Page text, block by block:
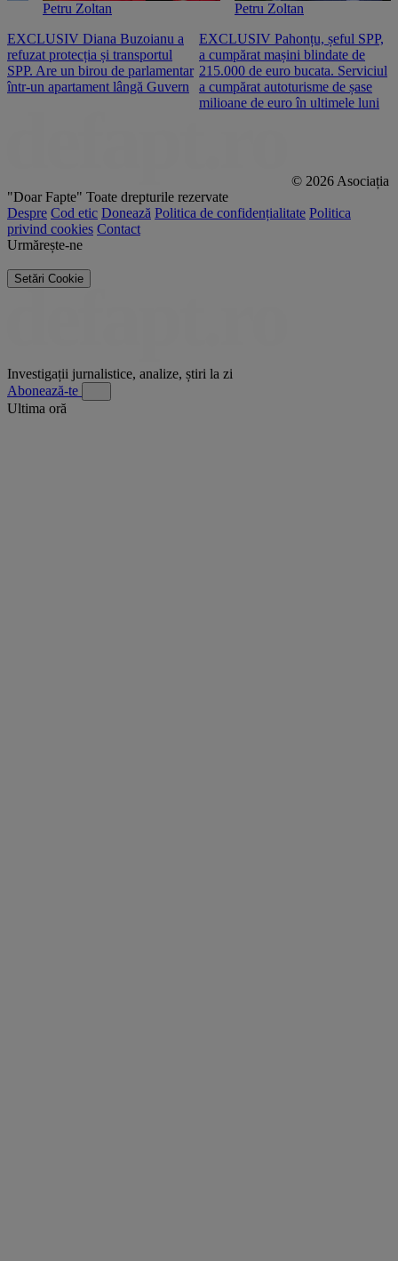
Petru Zoltan
EXCLUSIV Diana Buzoianu a
refuzat protecția și transportul
SPP. Are un birou de parlamentar
într-un apartament lângă Guvern
Petru Zoltan
EXCLUSIV Pahonțu, șeful SPP,
a cumpărat mașini blindate de
215.000 de euro bucata. Serviciul
a cumpărat autoturisme de șase
milioane de euro în ultimele luni
© 2026 Asociația
"Doar Fapte" Toate drepturile rezervate
Despre Cod etic Donează Politica de confidențialitate Politica
privind cookies Contact
Urmărește-ne
Setări Cookie
Investigații jurnalistice, analize, știri la zi
Abonează-te
Ultima oră